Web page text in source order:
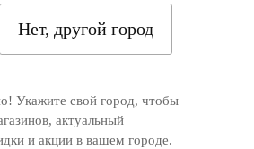
Нет, другой город
Укажите свой город, чтобы
актуальный
и акции в вашем городе.